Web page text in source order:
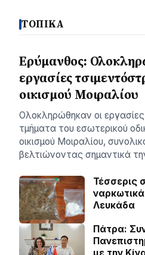
ΤΟΠΙΚΑ
Ερύμανθος:
εργασίες
οικισμού Μοιραλίου
Ολοκληρώθηκαν οι
τμήματα του εσωτερικού
οικισμού Μοιραλίου,
βελτιώνοντας σημαντικά
Τέσσερις
Λευκάδα
Πάτρα: